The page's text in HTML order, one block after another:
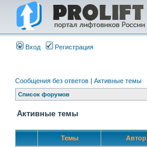
Вход Регистрация
Сообщения без ответов | Активные темы
Список форумов
Активные темы
Темы Автор